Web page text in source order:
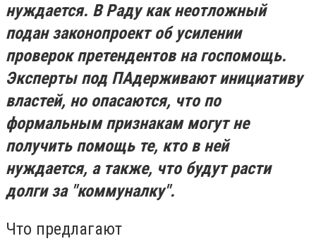
нуждается. В Раду как неотложный
подан законопроект об усилении
проверок претендентов на госпомощь.
Эксперты под ПАдерживают инициативу
властей, но опасаются, что по
формальным признакам могут не
получить помощь те, кто в ней
нуждается, а также, что будут расти
долги за "коммуналку".
Что предлагают